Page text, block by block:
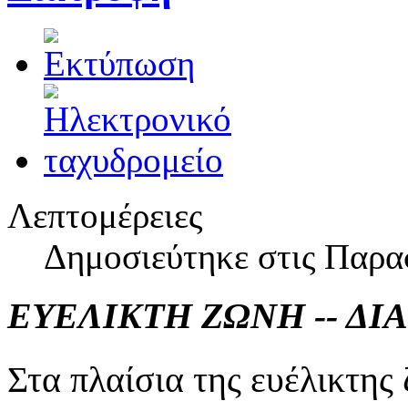
Λεπτομέρειες
Δημοσιεύτηκε στις
ΕΥΕΛΙΚΤΗ ΖΩΝΗ --
Στα πλαίσια της